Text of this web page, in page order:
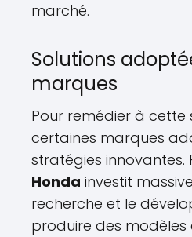
marché.
Solutions
marques
Pour remédier à cette
certaines marques
stratégies innovantes.
Honda investit
recherche et le
produire des modèles